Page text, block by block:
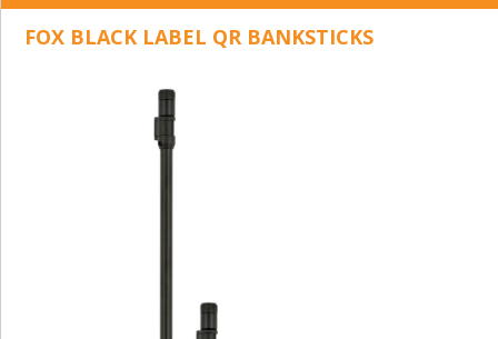
FOX BLACK LABEL QR BANKSTICKS